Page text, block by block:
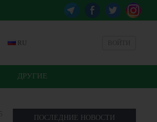
RU
ДРУГИЕ
ПОСЛЕДНИЕ НОВОСТИ